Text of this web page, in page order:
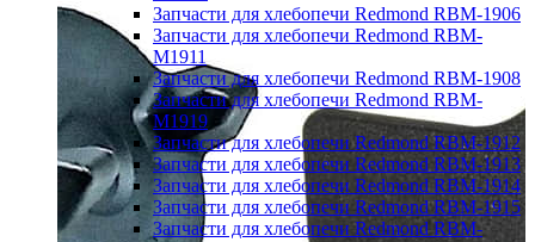
Запчасти для хлебопечи Redmond RBM-1906
Запчасти для хлебопечи Redmond RBM-
M1911
Запчасти для хлебопечи Redmond RBM-1908
Запчасти для хлебопечи Redmond RBM-
M1919
Запчасти для хлебопечи Redmond RBM-1912
Запчасти для хлебопечи Redmond RBM-1913
Запчасти для хлебопечи Redmond RBM-1914
Запчасти для хлебопечи Redmond RBM-1915
Запчасти для хлебопечи Redmond RBM-